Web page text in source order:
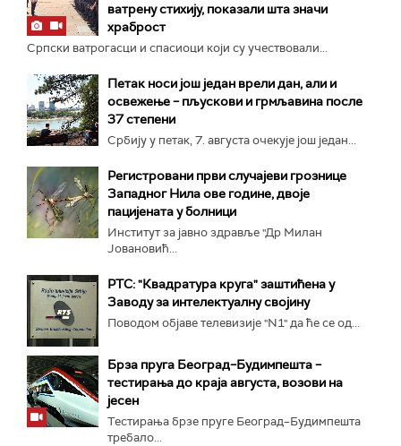
ватрену стихију, показали шта значи
храброст
Српски ватрогасци и спасиоци који су учествовали...
Петак носи још један врели дан, али и
освежење – пљускови и грмљавина после
37 степени
Србију у петак, 7. августа очекује још један...
Регистровани први случајеви грознице
Западног Нила ове године, двоје
пацијената у болници
Институт за јавно здравље "Др Милан
Јовановић...
РТС: "Квадратура круга" заштићена у
Заводу за интелектуалну својину
Поводом објаве телевизије "N1" да ће се од...
Брза пруга Београд–Будимпешта –
тестирања до краја августа, возови на
јесен
Тестирања брзе пруге Београд–Будимпешта
требало...